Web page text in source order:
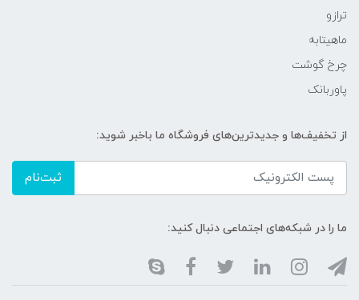
ترازو
ماهیتابه
چرخ گوشت
پاوربانک
از تخفیف‌ها و جدیدترین‌های فروشگاه ما باخبر شوید:
ثبت‌نام
ما را در شبکه‌های اجتماعی دنبال کنید: